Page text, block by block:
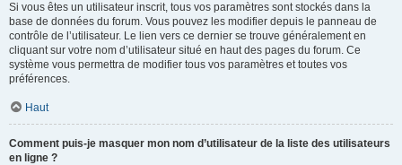
Si vous êtes un utilisateur inscrit, tous vos paramètres sont stockés dans la
base de données du forum. Vous pouvez les modifier depuis le panneau de
contrôle de l’utilisateur. Le lien vers ce dernier se trouve généralement en
cliquant sur votre nom d’utilisateur situé en haut des pages du forum. Ce
système vous permettra de modifier tous vos paramètres et toutes vos
préférences.
Haut
Comment puis-je masquer mon nom d’utilisateur de la liste des utilisateurs
en ligne ?